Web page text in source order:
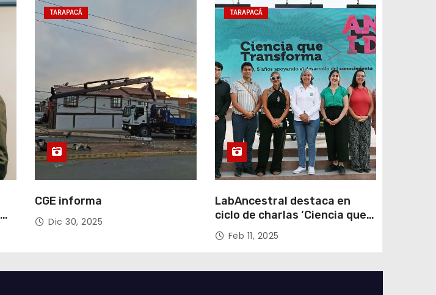
TARAPACÁ
CGE informa
Dic 30, 2025
TARAPACÁ
LabAncestral destaca en
ciclo de charlas ‘Ciencia que
Transforma’ de ANID
Feb 11, 2025